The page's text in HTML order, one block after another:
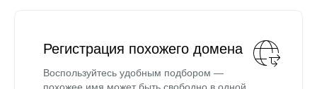
Регистрация похожего домена
Воспользуйтесь удобным подбором —